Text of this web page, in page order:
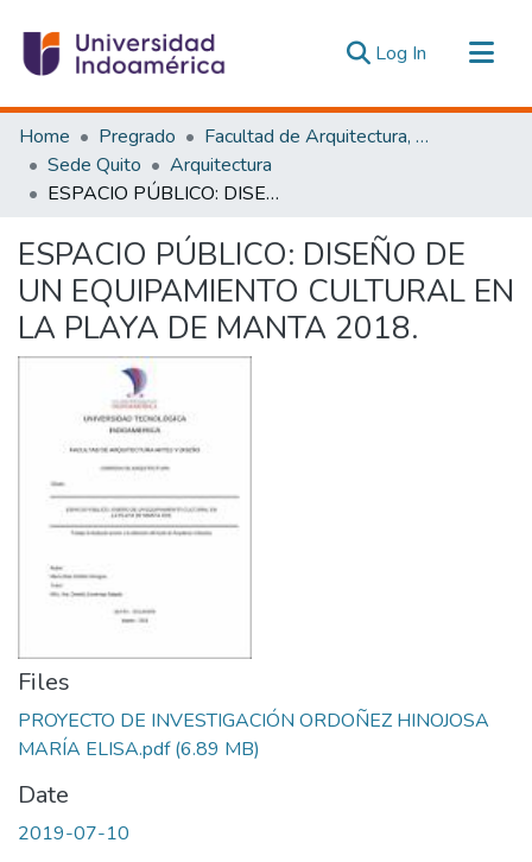
Log In (current)
Communities & Collections
All of DSpace
Statistics
Estadísticas Externas
Home Pregrado
Facultad de Arquitectura, Artes y Diseño
Sede Quito
Arquitectura
ESPACIO PÚBLICO: DISEÑO DE UN EQUIPAMIENTO CULTURAL EN LA PLAYA DE MANTA 2018.
ESPACIO PÚBLICO: DISEÑO DE
UN EQUIPAMIENTO CULTURAL EN
LA PLAYA DE MANTA 2018.
Files
PROYECTO DE INVESTIGACIÓN ORDOÑEZ HINOJOSA
MARÍA ELISA.pdf(6.89 MB)
Date
2019-07-10